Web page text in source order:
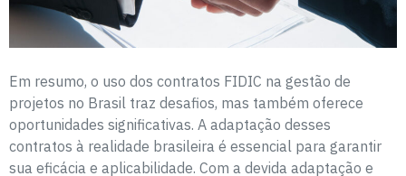
Em resumo, o uso dos contratos FIDIC na gestão de
projetos no Brasil traz desafios, mas também oferece
oportunidades significativas. A adaptação desses
contratos à realidade brasileira é essencial para garantir
sua eficácia e aplicabilidade. Com a devida adaptação e